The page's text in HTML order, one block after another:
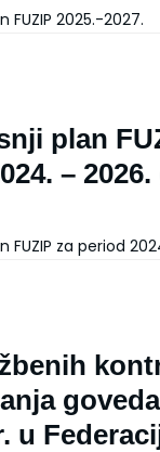
FUZIP 2025.-2027.
plan
–
FUZIP za period
u